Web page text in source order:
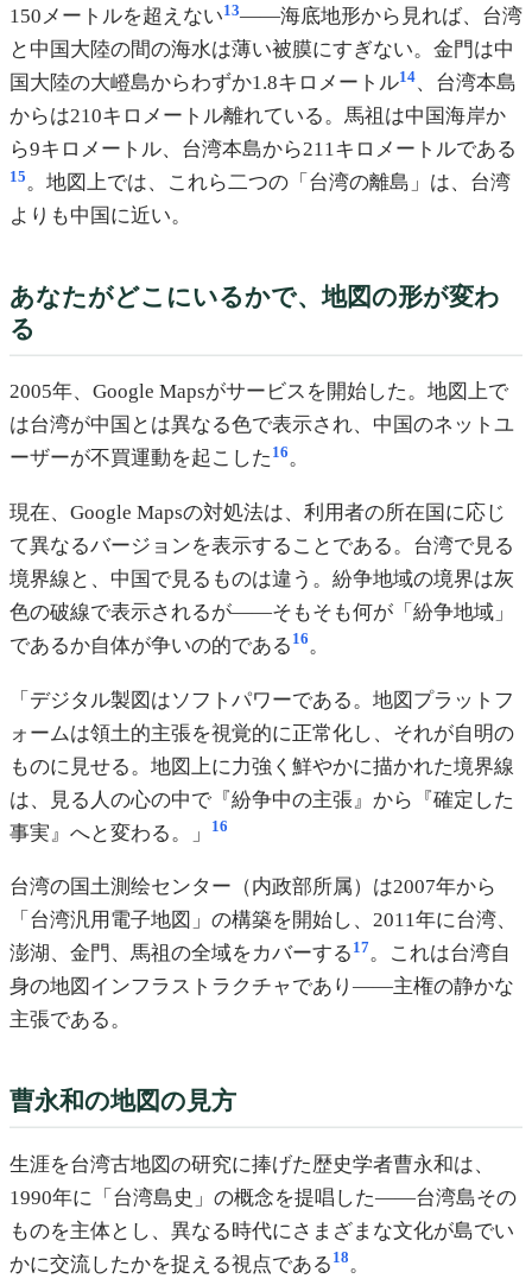
150メートルを超えない13——海底地形から見れば、台湾
と中国大陸の間の海水は薄い被膜にすぎない。金門は中
国大陸の大嶝島からわずか1.8キロメートル14、台湾本島
からは210キロメートル離れている。馬祖は中国海岸か
ら9キロメートル、台湾本島から211キロメートルである
15。地図上では、これら二つの「台湾の離島」は、台湾
よりも中国に近い。
あなたがどこにいるかで、地図の形が変わ
る
2005年、Google Mapsがサービスを開始した。地図上で
は台湾が中国とは異なる色で表示され、中国のネットユ
ーザーが不買運動を起こした 16。
現在、Google Mapsの対処法は、利用者の所在国に応じ
て異なるバージョンを表示することである。台湾で見る
境界線と、中国で見るものは違う。紛争地域の境界は灰
色の破線で表示されるが——そもそも何が「紛争地域」
であるか自体が争いの的である 16。
「デジタル製図はソフトパワーである。地図プラットフ
ォームは領土的主張を視覚的に正常化し、それが自明の
ものに見せる。地図上に力強く鮮やかに描かれた境界線
は、見る人の心の中で『紛争中の主張』から『確定した
事実』へと変わる。」
16
台湾の国土測绘センター（内政部所属）は2007年から
「台湾汎用電子地図」の構築を開始し、2011年に台湾、
澎湖、金門、馬祖の全域をカバーする 17。これは台湾自
身の地図インフラストラクチャであり——主権の静かな
主張である。
曹永和の地図の見方
生涯を台湾古地図の研究に捧げた歴史学者曹永和は、
1990年に「台湾島史」の概念を提唱した——台湾島その
ものを主体とし、異なる時代にさまざまな文化が島でい
かに交流したかを捉える視点である 18 。